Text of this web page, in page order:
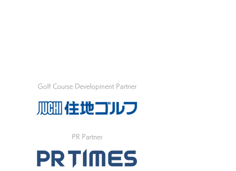
Golf Course Development Partner
PR Partner